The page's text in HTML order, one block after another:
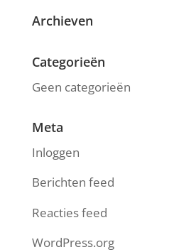
Archieven
Categorieën
Geen categorieën
Meta
Inloggen
Berichten feed
Reacties feed
WordPress.org